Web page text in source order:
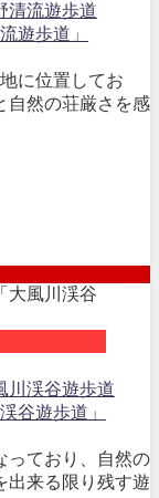
清流遊歩道
遊歩道」
に位置してお
自然の荘厳さを感
川渓谷遊歩道
谷遊歩道」
っており、自然の
出来る限り残す遊